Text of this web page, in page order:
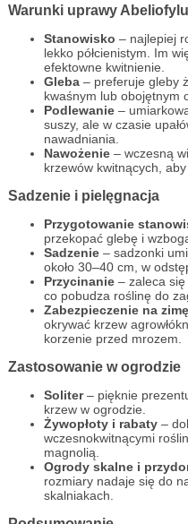
Warunki uprawy
Stanowisko – najlepiej
lekko półcienistym. Im
efektowne kwitnienie.
Gleba– preferuje gleby
kwaśnym lub obojętnym
Podlewanie–
suszy, ale w czasie
nawadniania.
Nawożenie– wczesną
krzewów kwitnących,
Sadzenie i pielęgnacja
Przygotowanie
przekopać glebę i
Sadzenie– sadzonki
około 30–40 cm, w
Przycinanie– zaleca się
co pobudza roślinę do
Zabezpieczenie na zimę
okrywać krzew
korzenie przed mrozem.
Zastosowanie w ogrodzie
Soliter– pięknie
krzew w ogrodzie.
Żywopłoty i rabaty–
wczesnokwitnącymi
magnolią.
Ogrody skalne i
rozmiary nadaje się do
skalniakach.